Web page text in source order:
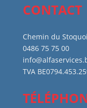
CONTACT
Chemin du
0486 75 75 00
TVA